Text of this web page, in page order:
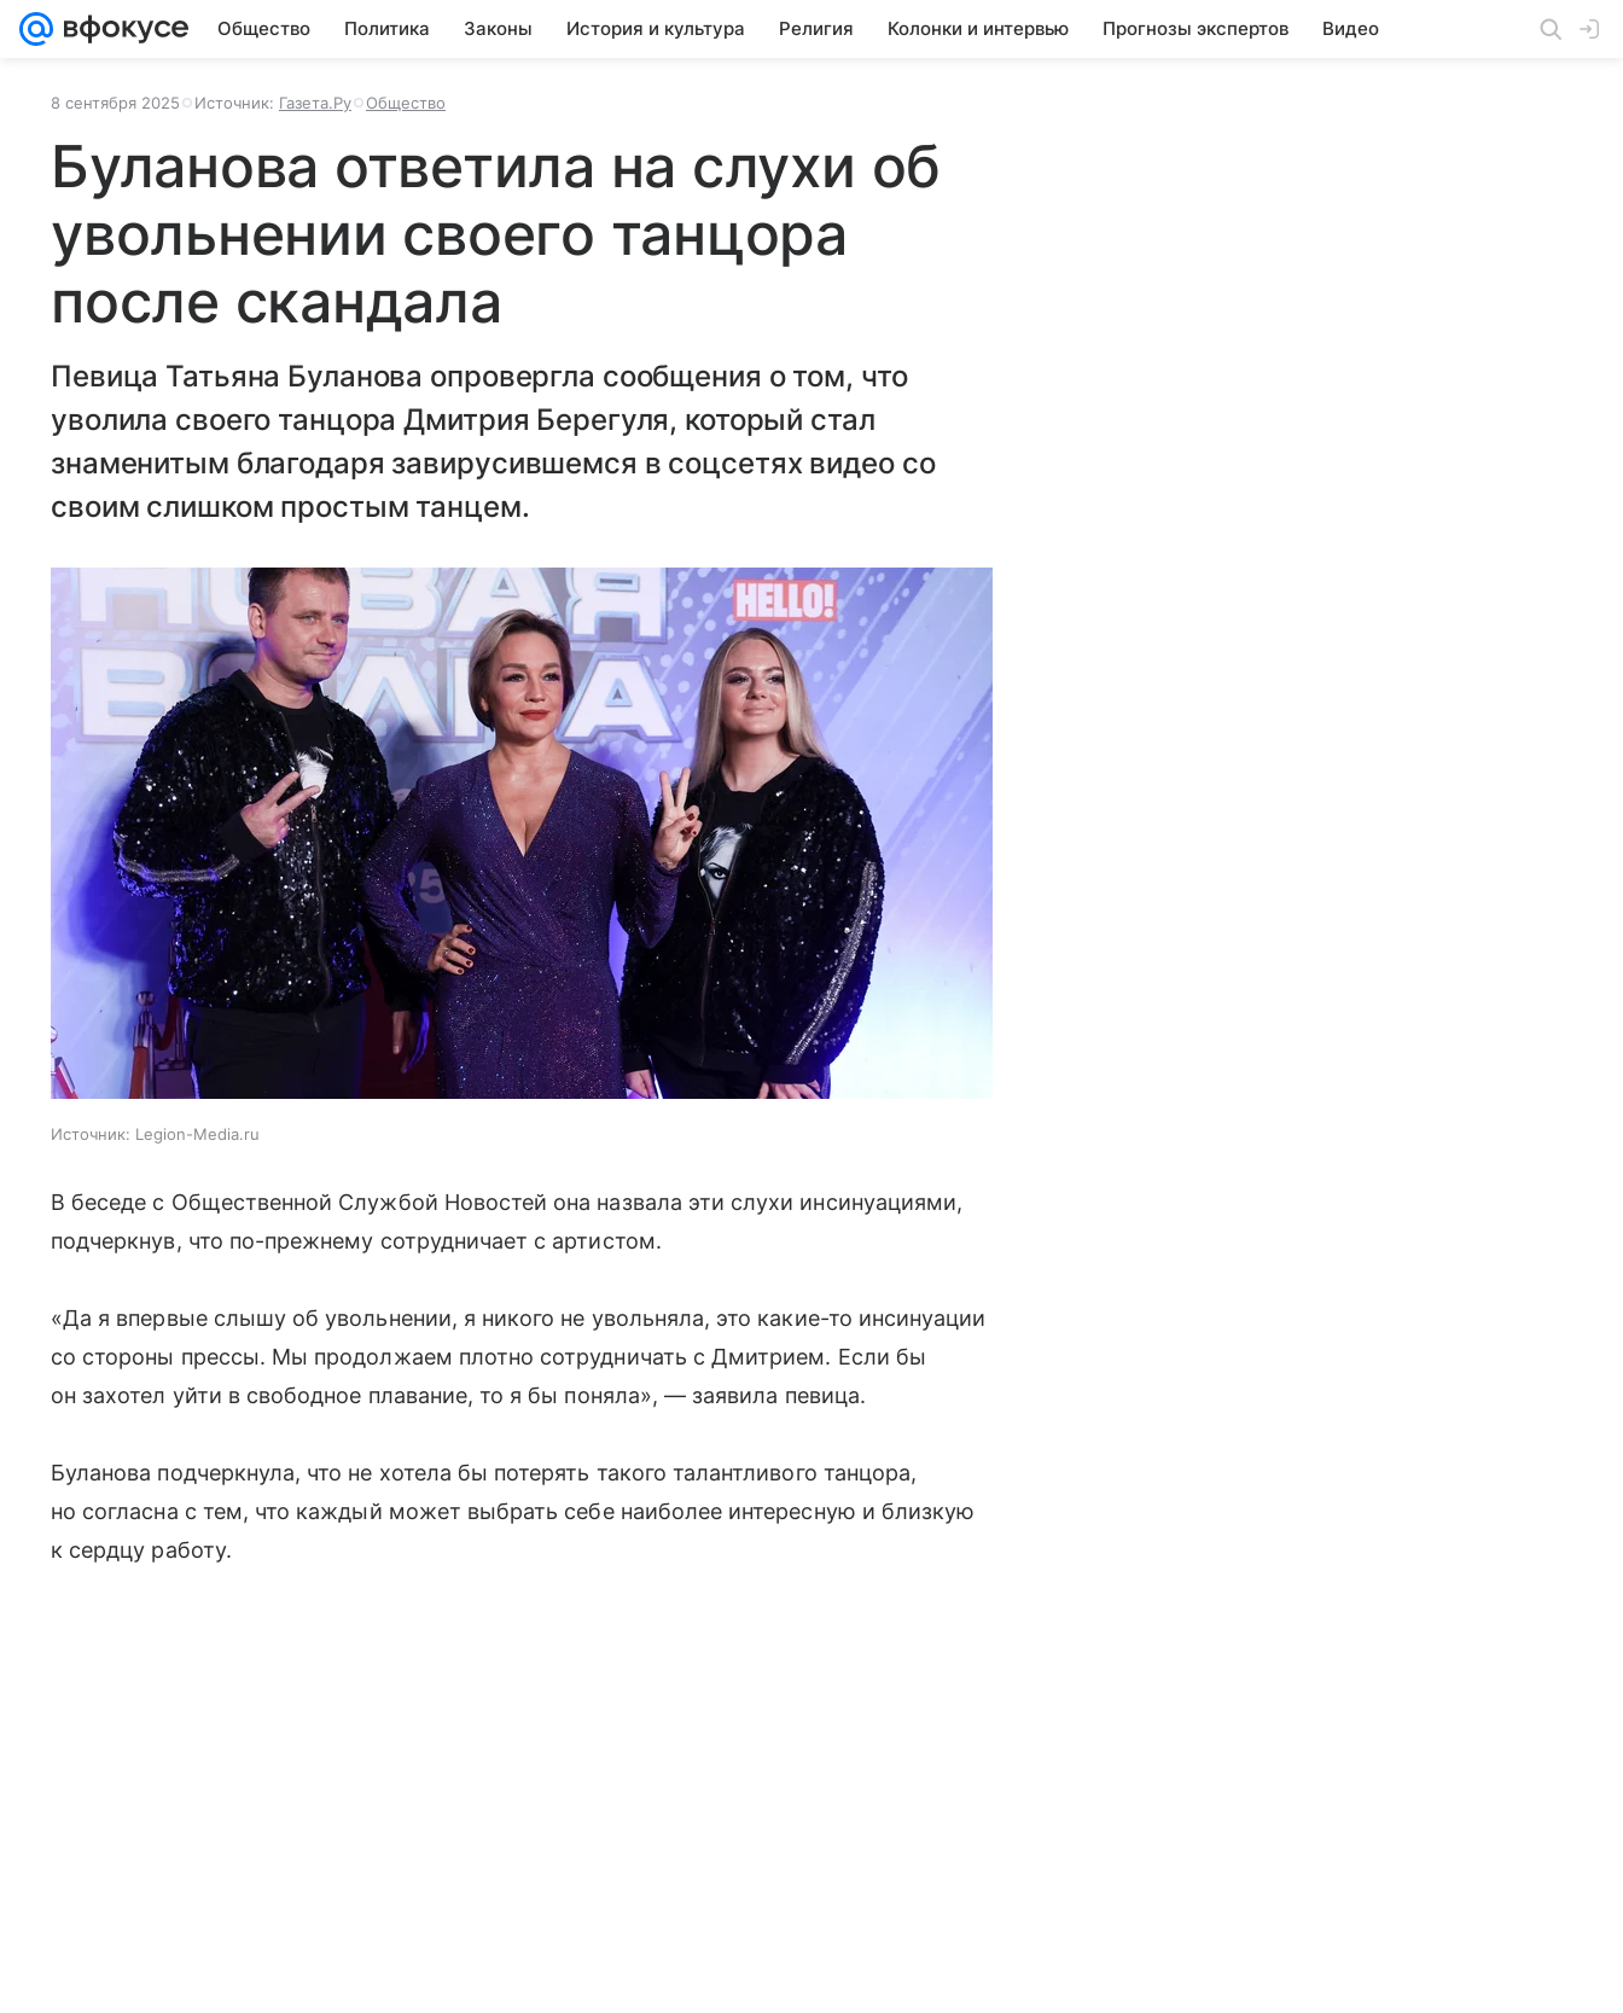
Общество Политика Законы История и культура Религия Колонки и интервью Прогнозы экспертов Видео
8 сентября 2025 Источник: Газета.Ру Общество
Буланова ответила на слухи об
увольнении своего танцора
после скандала
Певица Татьяна Буланова опровергла сообщения о том, что
уволила своего танцора Дмитрия Берегуля, который стал
знаменитым благодаря завирусившемся в соцсетях видео со
своим слишком простым танцем.
Источник: Legion-Media.ru
В беседе с Общественной Службой Новостей она назвала эти слухи инсинуациями,
подчеркнув, что по-прежнему сотрудничает с артистом.
«Да я впервые слышу об увольнении, я никого не увольняла, это какие-то инсинуации
со стороны прессы. Мы продолжаем плотно сотрудничать с Дмитрием. Если бы
он захотел уйти в свободное плавание, то я бы поняла», — заявила певица.
Буланова подчеркнула, что не хотела бы потерять такого талантливого танцора,
но согласна с тем, что каждый может выбрать себе наиболее интересную и близкую
к сердцу работу.